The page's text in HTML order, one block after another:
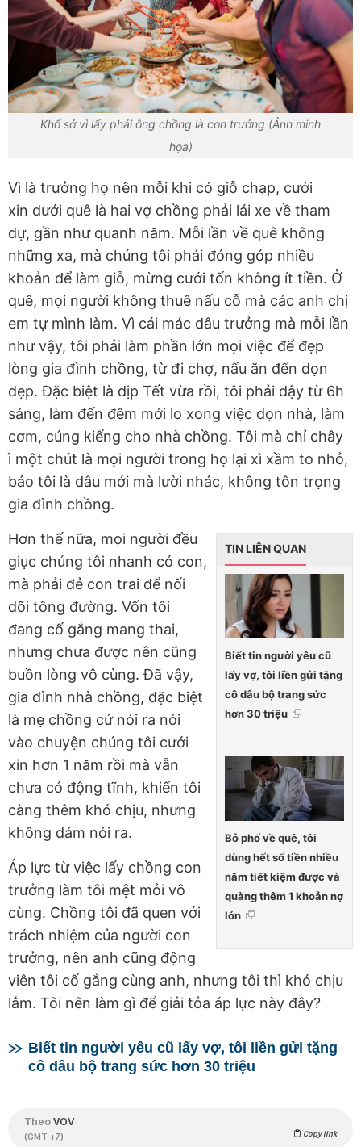
Khổ sở vì lấy phải ông chồng là con trưởng (Ảnh minh
họa)
Vì là trưởng họ nên mỗi khi có giỗ chạp, cưới
xin dưới quê là hai vợ chồng phải lái xe về tham
dự, gần như quanh năm. Mỗi lần về quê không
những xa, mà chúng tôi phải đóng góp nhiều
khoản để làm giỗ, mừng cưới tốn không ít tiền. Ở
quê, mọi người không thuê nấu cỗ mà các anh chị
em tự mình làm. Vì cái mác dâu trưởng mà mỗi lần
như vậy, tôi phải làm phần lớn mọi việc để đẹp
lòng gia đình chồng, từ đi chợ, nấu ăn đến dọn
dẹp. Đặc biệt là dịp Tết vừa rồi, tôi phải dậy từ 6h
sáng, làm đến đêm mới lo xong việc dọn nhà, làm
cơm, cúng kiếng cho nhà chồng. Tôi mà chỉ chây
ì một chút là mọi người trong họ lại xì xầm to nhỏ,
bảo tôi là dâu mới mà lười nhác, không tôn trọng
gia đình chồng.
TIN LIÊN QUAN
Biết tin người yêu cũ
lấy vợ, tôi liền gửi tặng
cô dâu bộ trang sức
hơn 30 triệu
Bỏ phố về quê, tôi
dùng hết số tiền nhiều
năm tiết kiệm được và
quàng thêm 1 khoản nợ
lớn
Hơn thế nữa, mọi người đều
giục chúng tôi nhanh có con,
mà phải đẻ con trai để nối
dõi tông đường. Vốn tôi
đang cố gắng mang thai,
nhưng chưa được nên cũng
buồn lòng vô cùng. Đã vậy,
gia đình nhà chồng, đặc biệt
là mẹ chồng cứ nói ra nói
vào chuyện chúng tôi cưới
xin hơn 1 năm rồi mà vẫn
chưa có động tĩnh, khiến tôi
càng thêm khó chịu, nhưng
không dám nói ra.
Áp lực từ việc lấy chồng con
trưởng làm tôi mệt mỏi vô
cùng. Chồng tôi đã quen với
trách nhiệm của người con
trưởng, nên anh cũng động
viên tôi cố gắng cùng anh, nhưng tôi thì khó chịu
lắm. Tôi nên làm gì để giải tỏa áp lực này đây?
Biết tin người yêu cũ lấy vợ, tôi liền gửi tặng
cô dâu bộ trang sức hơn 30 triệu
TheoVOV
(GMT +7) Copy link